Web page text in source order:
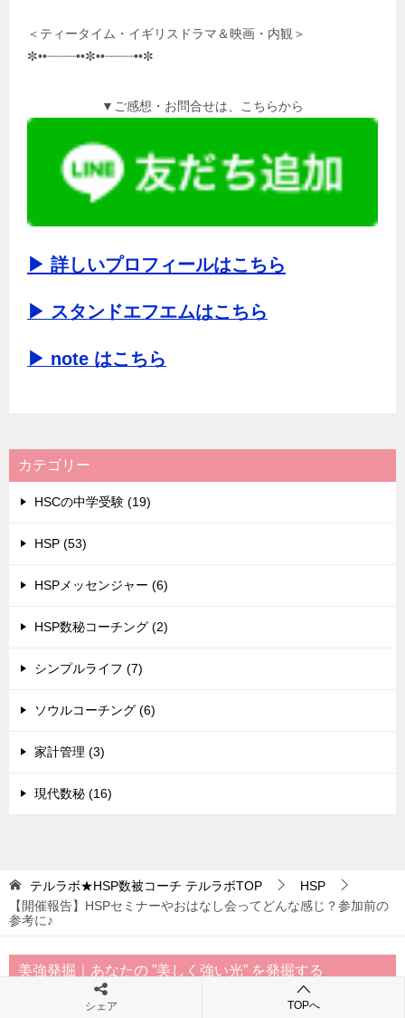
＜ティータイム・イギリスドラマ＆映画・内観＞
✼••┈┈┈┈••✼••┈┈┈┈••✼
▼ご感想・お問合せは、こちらから
▶ 詳しいプロフィールはこちら
▶ スタンドエフエムはこちら
▶ note はこちら
カテゴリー
HSCの中学受験 (19)
HSP (53)
HSPメッセンジャー (6)
HSP数秘コーチング (2)
シンプルライフ (7)
ソウルコーチング (6)
家計管理 (3)
現代数秘 (16)
テルラボ★HSP数被コーチ テルラボTOP
HSP
【開催報告】HSPセミナーやおはなし会ってどんな感じ？参加前の
参考に♪
美強発掘｜あなたの ”美しく強い光” を発掘する
「HSP数秘セッション」ご感想
シェア TOPへ